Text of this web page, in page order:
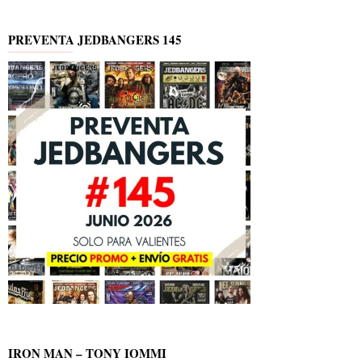
PREVENTA JEDBANGERS 145
IRON MAN – TONY IOMMI